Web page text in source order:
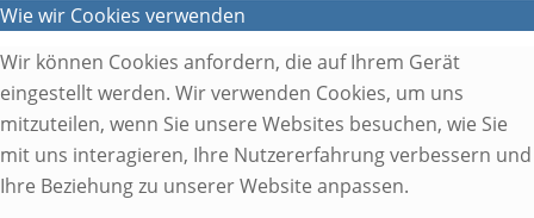
Wie wir Cookies verwenden
Wir können Cookies anfordern, die auf Ihrem Gerät
eingestellt werden. Wir verwenden Cookies, um uns
mitzuteilen, wenn Sie unsere Websites besuchen, wie Sie
mit uns interagieren, Ihre Nutzererfahrung verbessern und
Ihre Beziehung zu unserer Website anpassen.